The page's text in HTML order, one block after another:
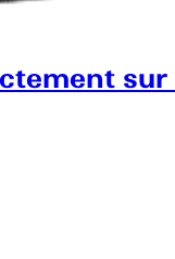
sur